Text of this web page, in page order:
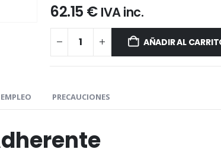
62.15 € IVA inc.
AÑADIR AL
PRECAUCIONES